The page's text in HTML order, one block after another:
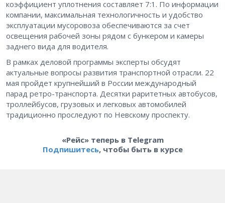
коэффициент уплотнения составляет 7:1. По информации
компании, максимальная технологичность и удобство
эксплуатации мусоровоза обеспечиваются за счет
освещения рабочей зоны рядом с бункером и камеры
заднего вида для водителя.
В рамках деловой программы эксперты обсудят
актуальные вопросы развития транспортной отрасли. 22
мая пройдет крупнейший в России международный
парад ретро-транспорта. Десятки раритетных автобусов,
троллейбусов, грузовых и легковых автомобилей
традиционно проследуют по Невскому проспекту.
«Рейс» теперь в Telegram
Подпишитесь, чтобы быть в курсе